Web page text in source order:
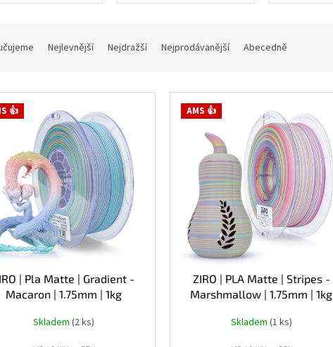
Nejlevnější Nejdražší Nejprodávanější Abecedně
👍
| Pla Matte | Gradient -
Macaron | 1.75mm | 1kg
Skladem (2 ks)
AMS 👍
ZIRO | PLA Matte | Stripes -
Marshmallow | 1.75mm | 1kg
Skladem (1 ks)